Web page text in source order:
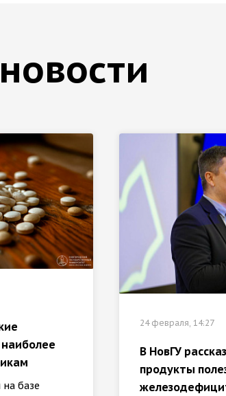
базе
24 февраля, 14:27
В НовГУ
продукты